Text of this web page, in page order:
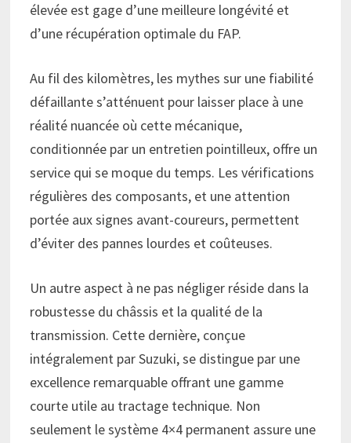
élevée est gage d’une meilleure longévité et
d’une récupération optimale du FAP.
Au fil des kilomètres, les mythes sur une fiabilité
défaillante s’atténuent pour laisser place à une
réalité nuancée où cette mécanique,
conditionnée par un entretien pointilleux, offre un
service qui se moque du temps. Les vérifications
régulières des composants, et une attention
portée aux signes avant-coureurs, permettent
d’éviter des pannes lourdes et coûteuses.
Un autre aspect à ne pas négliger réside dans la
robustesse du châssis et la qualité de la
transmission. Cette dernière, conçue
intégralement par Suzuki, se distingue par une
excellence remarquable offrant une gamme
courte utile au tractage technique. Non
seulement le système 4×4 permanent assure une